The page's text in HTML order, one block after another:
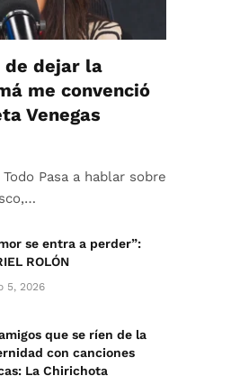
de dejar la
me convenció
Venegas
Pasa a hablar sobre
se entra a perder”:
ROLÓN
5, 2026
que se ríen de la
con canciones
La Chirichota